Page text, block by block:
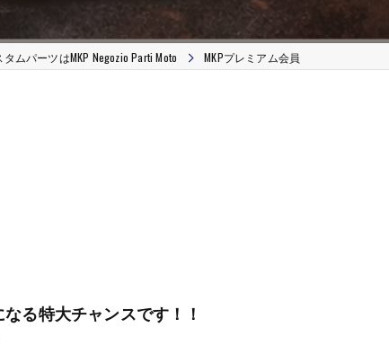
パーツはMKP Negozio Parti Moto MKPプレミアム会員
る特大チャンスです！！